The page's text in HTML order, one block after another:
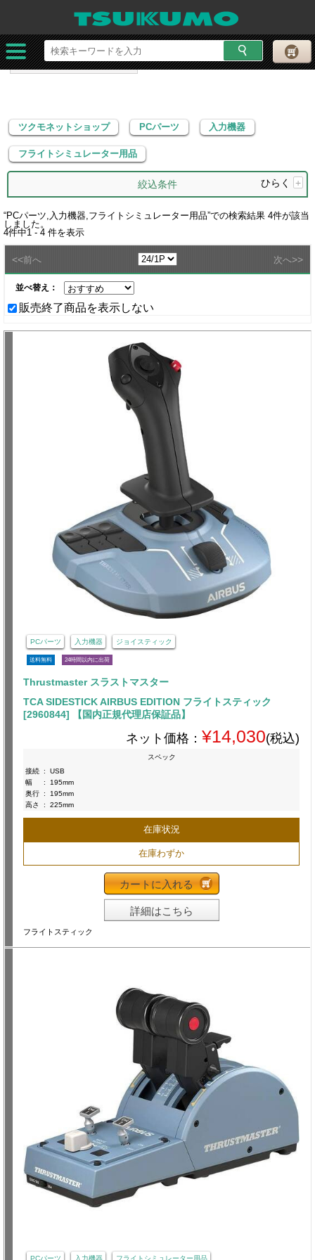
ツクモネットショップ PCパーツ
フライトシミュレーター用品
ツクモネットショップ PCパーツ 入力機器
フライトシミュレーター用品
絞込条件 ひらく +
“PCパーツ,入力機器,フライトシミュレーター用品”での検索結果 4件が該当
しました。
4件中1 - 4 件を表示
<<前へ 次へ>>
並べ替え：
販売終了商品を表示しない
PCパーツ 入力機器 ジョイスティック
送料無料 24時間以内に出荷
Thrustmaster スラストマスター
TCA SIDESTICK AIRBUS EDITION フライトスティック
[2960844] 【国内正規代理店保証品】
ネット価格： ¥14,030(税込)
スペック
接続 :
USB
幅
:
195mm
奥行 :
195mm
高さ
: 225mm
在庫状況
在庫わずか
カートに入れる
詳細はこちら
フライトスティック
PCパーツ 入力機器 フライトシミュレーター用品